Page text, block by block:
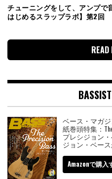
チューニングをして、アンプで
はじめるスラップラボ】第2回
READ
ベース・マガジ
紙巻頭特集：
プレシジョン
ジョン・ベー
Amazonで購入